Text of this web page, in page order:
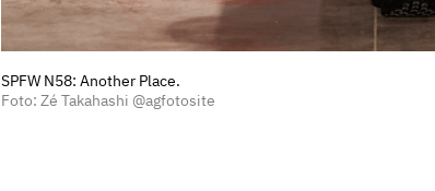
SPFW N58: Another Place.
Foto: Zé Takahashi @agfotosite